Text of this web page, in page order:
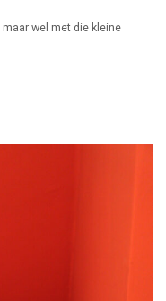
wel met die kleine